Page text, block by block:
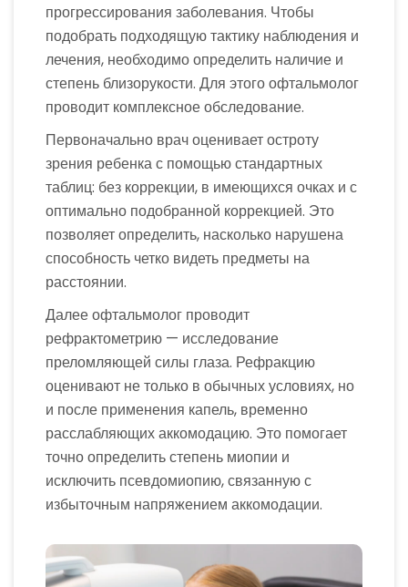
прогрессирования заболевания. Чтобы
подобрать подходящую тактику наблюдения и
лечения, необходимо определить наличие и
степень близорукости. Для этого офтальмолог
проводит комплексное обследование.
Первоначально врач оценивает остроту
зрения ребенка с помощью стандартных
таблиц: без коррекции, в имеющихся очках и с
оптимально подобранной коррекцией. Это
позволяет определить, насколько нарушена
способность четко видеть предметы на
расстоянии.
Далее офтальмолог проводит
рефрактометрию — исследование
преломляющей силы глаза. Рефракцию
оценивают не только в обычных условиях, но
и после применения капель, временно
расслабляющих аккомодацию. Это помогает
точно определить степень миопии и
исключить псевдомиопию, связанную с
избыточным напряжением аккомодации.